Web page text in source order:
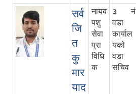
सर्व
जि
त
कु
मार
याद
नायब
पशु
सेवा
प्रा
विधि
क
३ नं
वडा
कार्याल
यको
वडा
सचिव